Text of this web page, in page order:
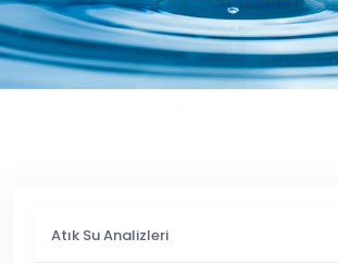
Atık Su Analizleri